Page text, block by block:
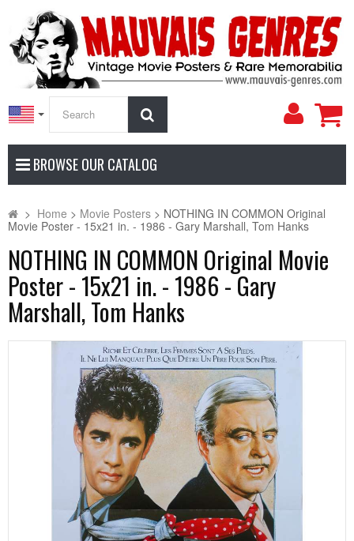
My
BROWSE OUR CATALOG
> Home > Movie Posters > NOTHING IN COMMON Original
Movie Poster - 15x21 in. - 1986 - Gary Marshall, Tom Hanks
NOTHING IN COMMON Original Movie
Poster - 15x21 in. - 1986 - Gary
Marshall, Tom Hanks